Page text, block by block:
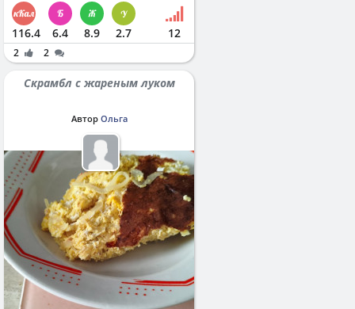
116.4 6.4 8.9 2.7 12
2 2
Скрамбл с жареным луком
Автор Ольга